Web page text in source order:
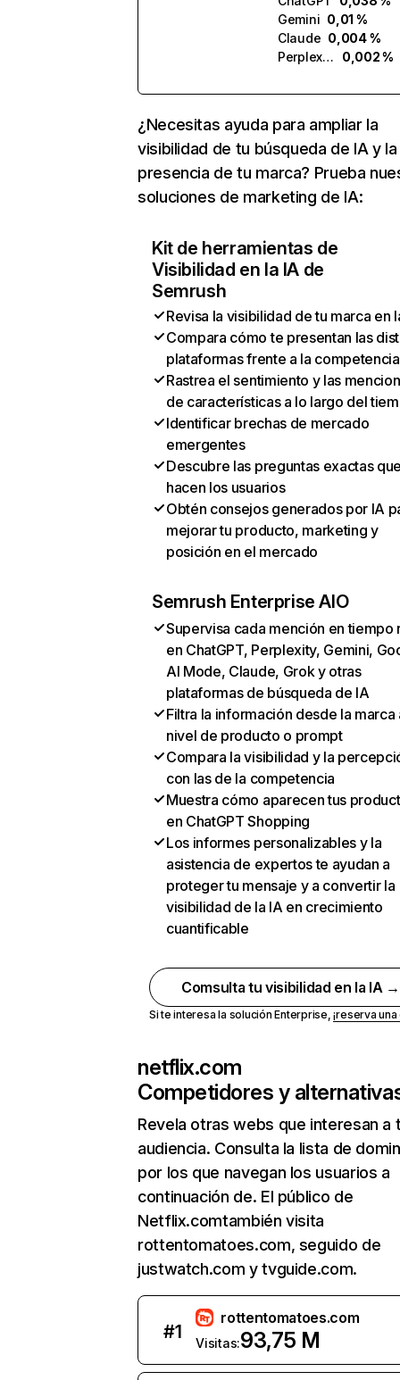
Gemini 0,01 %
Claude 0,004 %
Perplexity
0,002 %
¿Necesitas ayuda para ampliar la
visibilidad de tu búsqueda de IA y la
presencia de tu marca? Prueba
soluciones de marketing de IA:
Kit de herramientas de
Visibilidad en la IA de
Semrush
Revisa la visibilidad de tu marca en
Compara cómo te presentan las
plataformas frente a la competencia
Rastrea el sentimiento y las
de características a lo largo del
Identificar brechas de mercado
emergentes
Descubre las preguntas exactas
hacen los usuarios
Obtén consejos generados por IA
mejorar tu producto, marketing y
posición en el mercado
Semrush Enterprise AIO
Supervisa cada mención en tiempo
en ChatGPT, Perplexity, Gemini,
AI Mode, Claude, Grok y otras
plataformas de búsqueda de IA
Filtra la información desde la marca
nivel de producto o prompt
Compara la visibilidad y la
con las de la competencia
Muestra cómo aparecen tus
en ChatGPT Shopping
Los informes personalizables y la
asistencia de expertos te ayudan a
proteger tu mensaje y a convertir la
visibilidad de la IA en crecimiento
cuantificable
Comsulta tu visibilidad en la IA →
Si te interesa la solución Enterprise,¡reserva
netflix.com
Competidores y
Revela otras webs que interesan a
audiencia. Consulta la lista de
por los que navegan los usuarios a
continuación de. El público de
Netflix.comtambién visita
rottentomatoes.com, seguido de
justwatch.com y tvguide.com.
#1
rottentomatoes.com
Visitas:93,75 M